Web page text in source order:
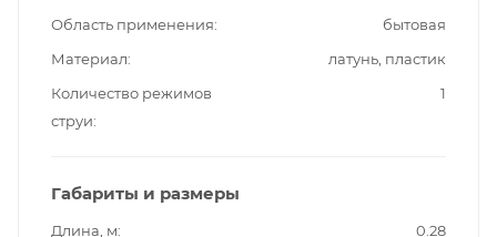
Область применения
бытовая
Материал
латунь, пластик
Количество режимов
струи
1
Габариты и размеры
Длина, м
0.28